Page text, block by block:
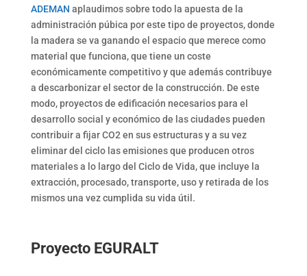
ADEMAN aplaudimos sobre todo la apuesta de la
administración púbica por este tipo de proyectos, donde
la madera se va ganando el espacio que merece como
material que funciona, que tiene un coste
económicamente competitivo y que además contribuye
a descarbonizar el sector de la construcción. De este
modo, proyectos de edificación necesarios para el
desarrollo social y económico de las ciudades pueden
contribuir a fijar CO2 en sus estructuras y a su vez
eliminar del ciclo las emisiones que producen otros
materiales a lo largo del Ciclo de Vida, que incluye la
extracción, procesado, transporte, uso y retirada de los
mismos una vez cumplida su vida útil.
Proyecto EGURALT